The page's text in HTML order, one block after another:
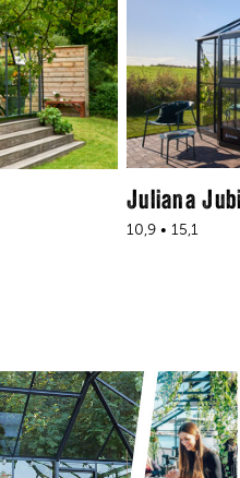
Juliana
10,9 • 15,1